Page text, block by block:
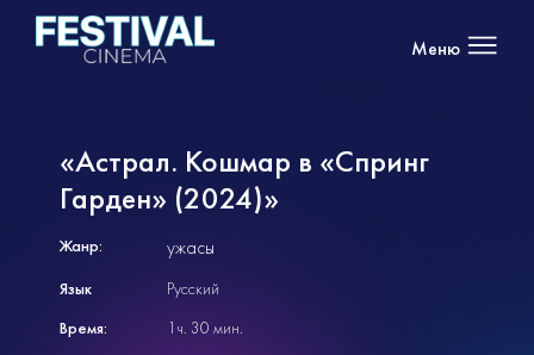
Меню
«Астрал. Кошмар в «Спринг
Гарден» (2024)»
Жанр: ужасы
Язык
Русский
Время:
1ч. 30 мин.